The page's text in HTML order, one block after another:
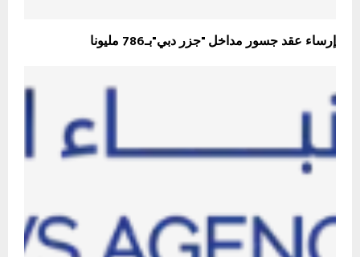
إرساء عقد جسور مداخل "جزر دبي"بـ786 مليونا